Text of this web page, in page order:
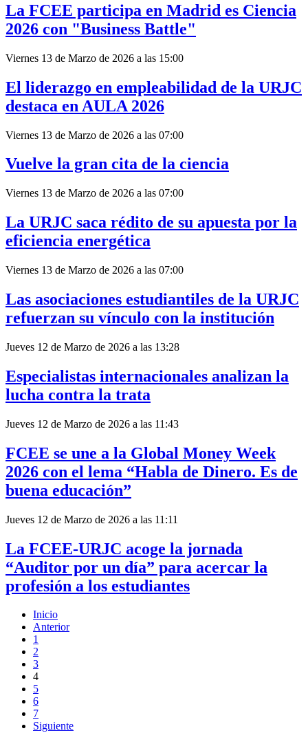
La FCEE participa en Madrid es Ciencia
2026 con "Business Battle"
Viernes 13 de Marzo de 2026 a las 15:00
El liderazgo en empleabilidad de la URJC
destaca en AULA 2026
Viernes 13 de Marzo de 2026 a las 07:00
Vuelve la gran cita de la ciencia
Viernes 13 de Marzo de 2026 a las 07:00
La URJC saca rédito de su apuesta por la
eficiencia energética
Viernes 13 de Marzo de 2026 a las 07:00
Las asociaciones estudiantiles de la URJC
refuerzan su vínculo con la institución
Jueves 12 de Marzo de 2026 a las 13:28
Especialistas internacionales analizan la
lucha contra la trata
Jueves 12 de Marzo de 2026 a las 11:43
FCEE se une a la Global Money Week
2026 con el lema “Habla de Dinero. Es de
buena educación”
Jueves 12 de Marzo de 2026 a las 11:11
La FCEE-URJC acoge la jornada
“Auditor por un día” para acercar la
profesión a los estudiantes
Inicio
Anterior
1
2
3
4
5
6
7
Siguiente